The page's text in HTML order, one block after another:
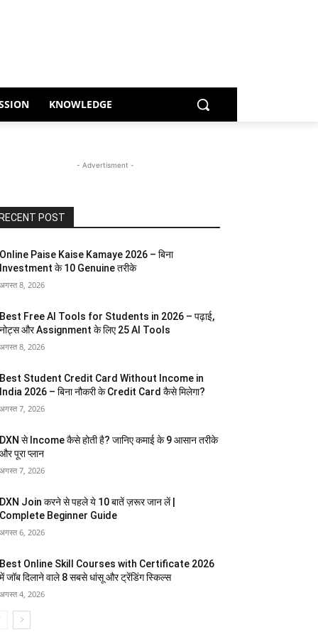
KNOWLEDGE
- Advertisment -
POST
Online Paise Kaise Kamaye 2026 – बिना
Investment के 10 Genuine तरीके
अगस्त 8, 2026
Best Free AI Tools for Students in 2026 – पढ़ाई,
नोट्स और Assignment के लिए 25 AI Tools
अगस्त 8, 2026
Best Student Credit Card Without Income in
India 2026 – बिना नौकरी के Credit Card कैसे मिलेगा?
अगस्त 7, 2026
DXN से Income कैसे होती है? जानिए कमाई के 9 आसान तरीके
और पूरा प्लान
अगस्त 7, 2026
DXN Join करने से पहले ये 10 बातें ज़रूर जान लें |
Complete Beginner Guide
अगस्त 6, 2026
Best Online Skill Courses with Certificate 2026
में जॉब दिलाने वाले 8 सबसे धांसू और ट्रेंडिंग स्किल्स
अगस्त 4, 2026